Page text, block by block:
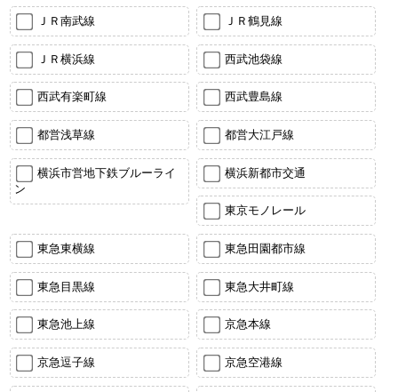
ＪＲ南武線 ＪＲ鶴見線
ＪＲ横浜線 西武池袋線
西武有楽町線 西武豊島線
都営浅草線 都営大江戸線
横浜市営地下鉄ブルーライ
ン
横浜新都市交通
東京モノレール
東急東横線 東急田園都市線
東急目黒線 東急大井町線
東急池上線 京急本線
京急逗子線 京急空港線